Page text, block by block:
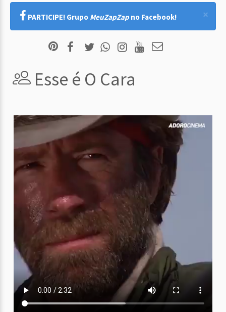
×
PARTICIPE! Grupo MeuZapZap no Facebook!
Esse é O Cara